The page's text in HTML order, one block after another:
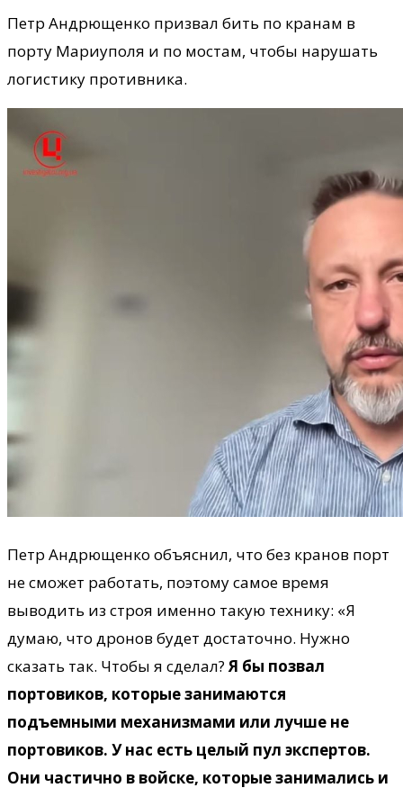
Петр Андрющенко призвал бить по кранам в
порту Мариуполя и по мостам, чтобы нарушать
логистику противника.
Петр Андрющенко объяснил, что без кранов порт
не сможет работать, поэтому самое время
выводить из строя именно такую технику: «Я
думаю, что дронов будет достаточно. Нужно
сказать так. Чтобы я сделал? Я бы позвал
портовиков, которые занимаются
подъемными механизмами или лучше не
портовиков. У нас есть целый пул экспертов.
Они частично в войске, которые занимались и